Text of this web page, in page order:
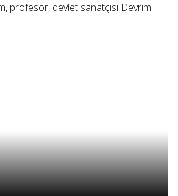
profesör, devlet sanatçısı Devrim